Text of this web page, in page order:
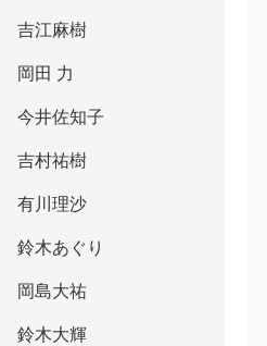
吉江麻樹
岡田 力
今井佐知子
吉村祐樹
有川理沙
鈴木あぐり
岡島大祐
鈴木大輝